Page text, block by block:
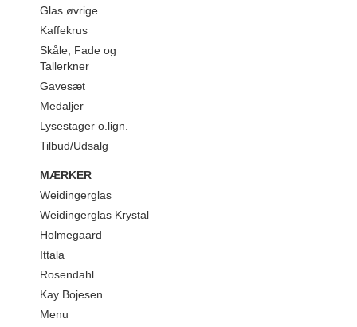
Glas øvrige
Kaffekrus
Skåle, Fade og
Tallerkner
Gavesæt
Medaljer
Lysestager o.lign.
Tilbud/Udsalg
MÆRKER
Weidingerglas
Weidingerglas Krystal
Holmegaard
Ittala
Rosendahl
Kay Bojesen
Menu